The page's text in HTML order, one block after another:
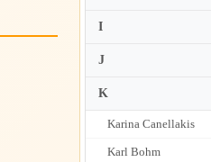
I
J
K
Karina Canellakis
Karl Bohm